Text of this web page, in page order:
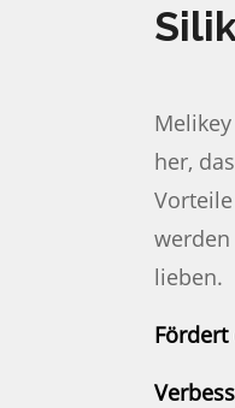
her,
werden
lieben.